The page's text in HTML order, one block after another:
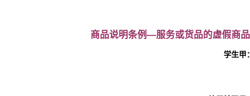
商品说明条例―服务或货品的虚假商
学生甲：